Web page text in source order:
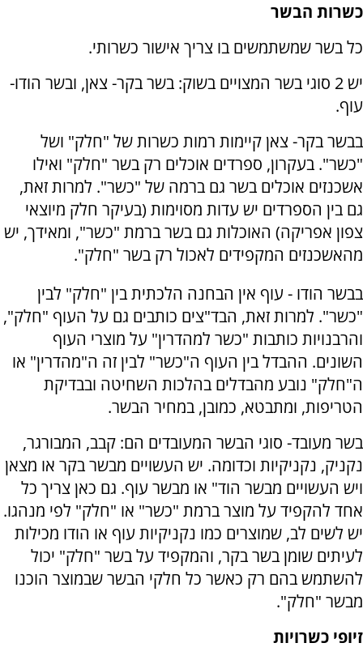
כשרות הבשר
כל בשר שמשתמשים בו צריך אישור כשרותי.
יש 2 סוגי בשר המצויים בשוק: בשר בקר- צאן, ובשר הודו-
עוף.
בבשר בקר- צאן קיימות רמות כשרות של "חלק" ושל
"כשר". בעקרון, ספרדים אוכלים רק בשר "חלק" ואילו
אשכנזים אוכלים בשר גם ברמה של "כשר". למרות זאת,
גם בין הספרדים יש עדות מסוימות (בעיקר חלק מיוצאי
צפון אפריקה) האוכלות גם בשר ברמת "כשר", ומאידך, יש
מהאשכנזים המקפידים לאכול רק בשר "חלק".
בבשר הודו - עוף אין הבחנה הלכתית בין "חלק" לבין
"כשר". למרות זאת, הבד"צים כותבים גם על העוף "חלק",
והרבנויות כותבות "כשר למהדרין" על מוצרי העוף
השונים. ההבדל בין העוף ה"כשר" לבין זה ה"מהדרין" או
ה"חלק" נובע מהבדלים בהלכות השחיטה ובבדיקת
הטריפות, ומתבטא, כמובן, במחיר הבשר.
בשר מעובד- סוגי הבשר המעובדים הם: קבב, המבורגר,
נקניק, נקניקיות וכדומה. יש העשויים מבשר בקר או מצאן
ויש העשויים מבשר הוד" או מבשר עוף. גם כאן צריך כל
אחד להקפיד על מוצר ברמת "כשר" או "חלק" לפי מנהגו.
יש לשים לב, שמוצרים כמו נקניקיות עוף או הודו מכילות
לעיתים שומן בשר בקר, והמקפיד על בשר "חלק" יכול
להשתמש בהם רק כאשר כל חלקי הבשר שבמוצר הוכנו
מבשר "חלק".
זיופי כשרויות